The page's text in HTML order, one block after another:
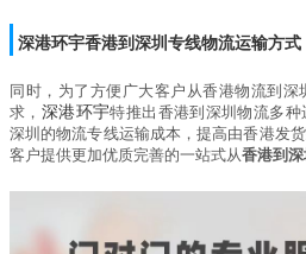
深港环宇香港到深圳 专线物流运输方式
同时，为了方便广大客户从香港物流到
求， 深港环宇特推出 香港到深圳物流多种
深圳的物流专线运输成本，提高由香港发
客户提供更加优质完善的一站式从香港到深